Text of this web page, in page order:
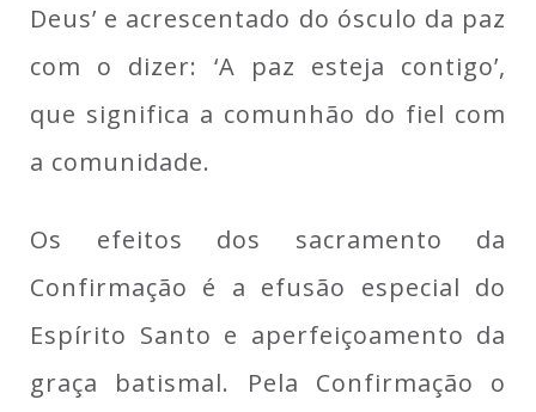
Deus’ e acrescentado do ósculo da paz
com o dizer: ‘A paz esteja contigo’,
que significa a comunhão do fiel com
a comunidade.
Os efeitos dos sacramento da
Confirmação é a efusão especial do
Espírito Santo e aperfeiçoamento da
graça batismal. Pela Confirmação o